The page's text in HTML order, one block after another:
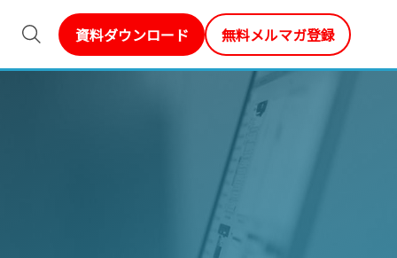
資料ダウンロード 無料メルマガ登録